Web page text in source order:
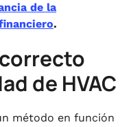
de la
.
de HVAC
método en función